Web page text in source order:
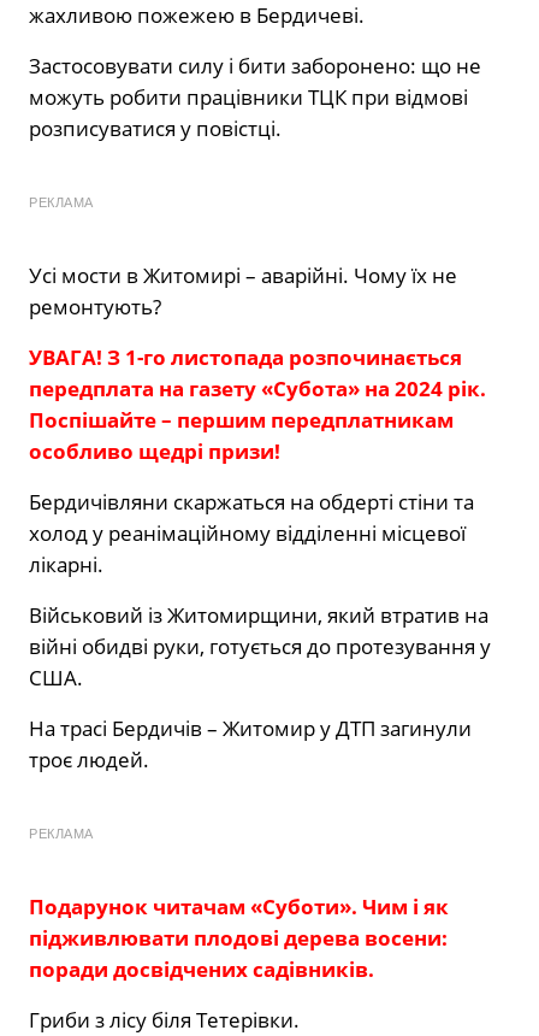
жахливою пожежею в Бердичеві.
Застосовувати силу і бити заборонено: що не
можуть робити працівники ТЦК при відмові
розписуватися у повістці.
РЕКЛАМА
Усі мости в Житомирі – аварійні. Чому їх не
ремонтують?
УВАГА! З 1-го листопада розпочинається
передплата на газету «Субота» на 2024 рік.
Поспішайте – першим передплатникам
особливо щедрі призи!
Бердичівляни скаржаться на обдерті стіни та
холод у реанімаційному відділенні місцевої
лікарні.
Військовий із Житомирщини, який втратив на
війні обидві руки, готується до протезування у
США.
На трасі Бердичів – Житомир у ДТП загинули
троє людей.
РЕКЛАМА
Подарунок читачам «Суботи». Чим і як
підживлювати плодові дерева восени:
поради досвідчених садівників.
Гриби з лісу біля Тетерівки.